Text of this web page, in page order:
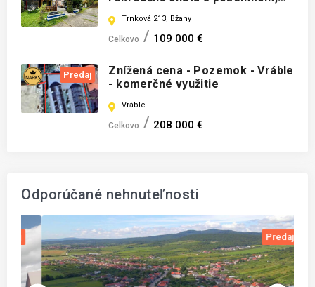
Trnková 213, Bžany
Celkovo 109 000 €
Predaj
Znížená cena - Pozemok - Vráble
- komerčné využitie
Vráble
Celkovo 208 000 €
Odporúčané nehnuteľnosti
Predaj